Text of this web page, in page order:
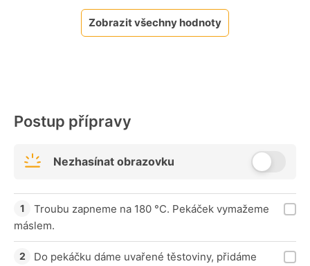
Zobrazit všechny hodnoty
Postup přípravy
Nezhasínat obrazovku
Troubu zapneme na 180 °C. Pekáček vymažeme
máslem.
Do pekáčku dáme uvařené těstoviny, přidáme